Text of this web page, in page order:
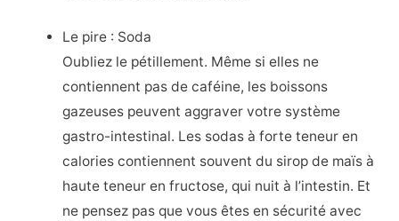
Le pire : Soda
Oubliez le pétillement. Même si elles ne
contiennent pas de caféine, les boissons
gazeuses peuvent aggraver votre système
gastro-intestinal. Les sodas à forte teneur en
calories contiennent souvent du sirop de maïs à
haute teneur en fructose, qui nuit à l’intestin. Et
ne pensez pas que vous êtes en sécurité avec